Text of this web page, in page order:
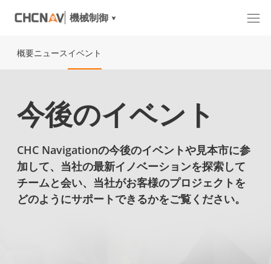
機械制御
概要ニュースイベント
今後のイベント
CHC Navigationの今後のイベントや見本市に参
加して、当社の最新イノベーションを探索して
チームと会い、当社がお客様のプロジェクトを
どのようにサポートできるかをご覧ください。